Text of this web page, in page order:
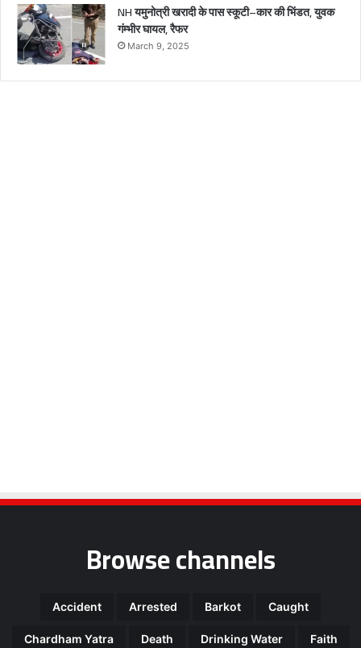
NH यमुनोत्री खरादी के पास स्कूटी–कार की भिंडत, युवक
गंम्भीर घायल, रैफर
March 9, 2025
Browse channels
Accident Arrested Barkot Caught
Chardham Yatra Death Drinking Water Faith